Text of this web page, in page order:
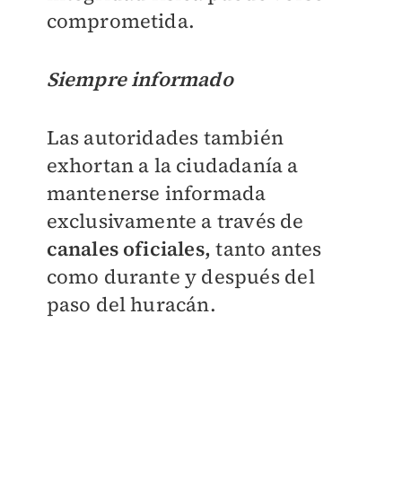
comprometida.
Siempre informado
Las autoridades también
exhortan a la ciudadanía a
mantenerse informada
exclusivamente a través de
canales oficiales, tanto antes
como durante y después del
paso del huracán.